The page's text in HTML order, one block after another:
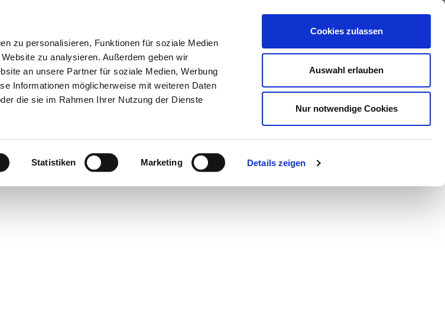
zu personalisieren, Funktionen für soziale Medien
zu analysieren. Außerdem geben wir
an unsere Partner für soziale Medien, Werbung
Informationen möglicherweise mit weiteren Daten
die sie im Rahmen Ihrer Nutzung der Dienste
Statistiken Marketing Details zeigen
Cookies zulassen
Auswahl erlauben
Nur notwendige Cookies
Anfragen